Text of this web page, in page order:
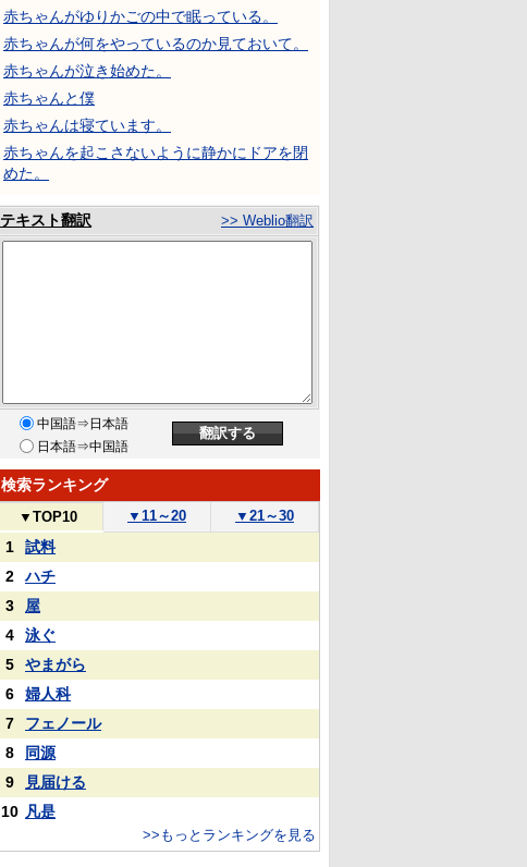
赤ちゃんがゆりかごの中で眠っている。
赤ちゃんが何をやっているのか見ておいて。
赤ちゃんが泣き始めた。
赤ちゃんと僕
赤ちゃんは寝ています。
赤ちゃんを起こさないように静かにドアを閉
めた。
テキスト翻訳 >> Weblio翻訳
中国語⇒日本語
日本語⇒中国語
検索ランキング
▼ TOP10 ▼ 11～20 ▼ 21～30
1
試料
2
ハチ
3
屋
4
泳ぐ
5
やまがら
6
婦人科
7
フェノール
8
同源
9
見届ける
10 凡是
>>もっとランキングを見る